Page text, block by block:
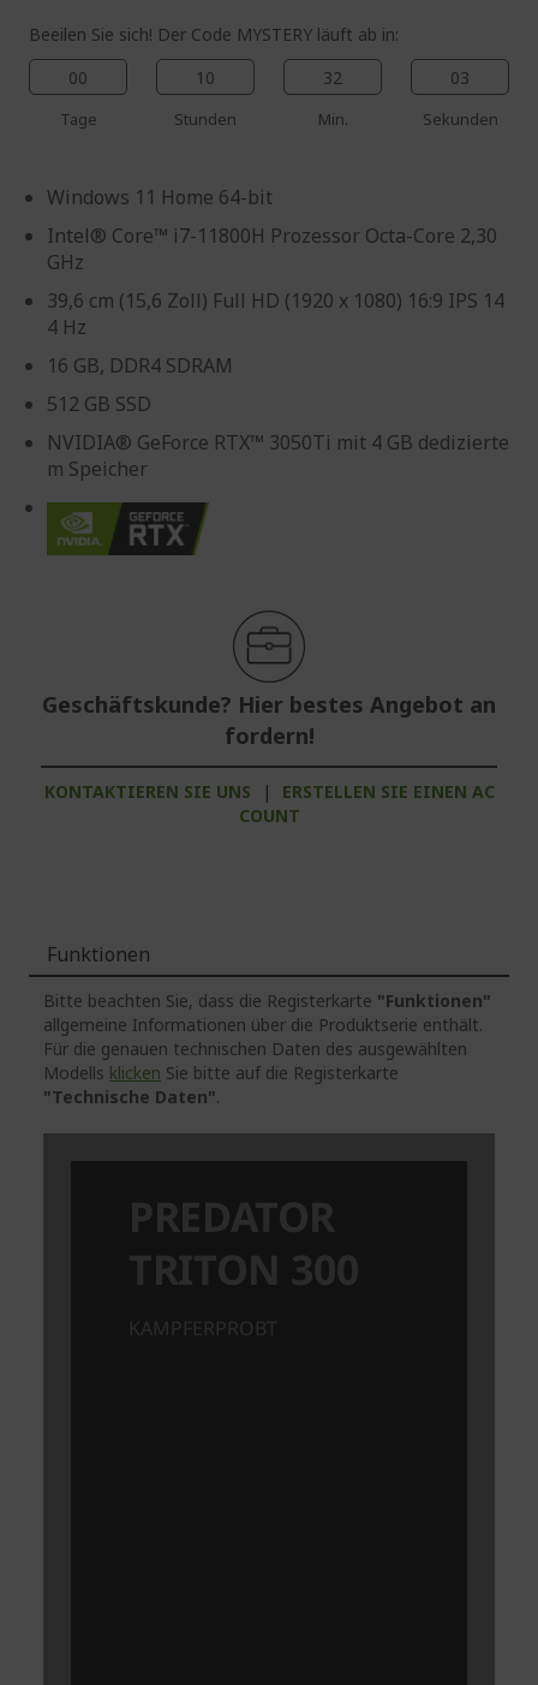
Beeilen Sie sich! Der Code MYSTERY läuft ab in:
00
Tage
10
Stunden
32
Min.
02
Sekunden
Windows 11 Home 64-bit
Intel® Core™ i7-11800H Prozessor Octa-Core 2,30
GHz
39,6 cm (15,6 Zoll) Full HD (1920 x 1080) 16:9 IPS 14
4 Hz
16 GB, DDR4 SDRAM
512 GB SSD
NVIDIA® GeForce RTX™ 3050Ti mit 4 GB dedizierte
m Speicher
Geschäftskunde? Hier bestes Angebot an
fordern!
KONTAKTIEREN SIE UNS |
ERSTELLEN SIE EINEN AC
COUNT
Funktionen
Bitte beachten Sie, dass die Registerkarte "Funktionen"
allgemeine Informationen über die Produktserie enthält.
Für die genauen technischen Daten des ausgewählten
Modells klicken Sie bitte auf die Registerkarte
"Technische Daten".